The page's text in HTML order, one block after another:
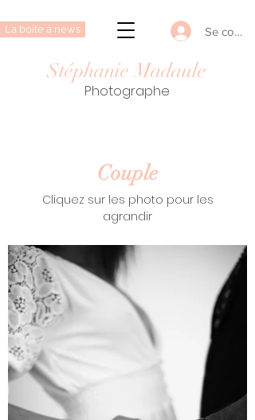
Stéphanie Madaule
Photographe
Se
La boite à news
Couple
Cliquez sur les photo pour les
agrandir